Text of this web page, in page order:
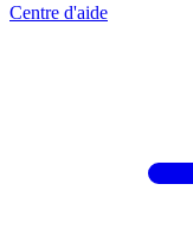
Centre d'aide